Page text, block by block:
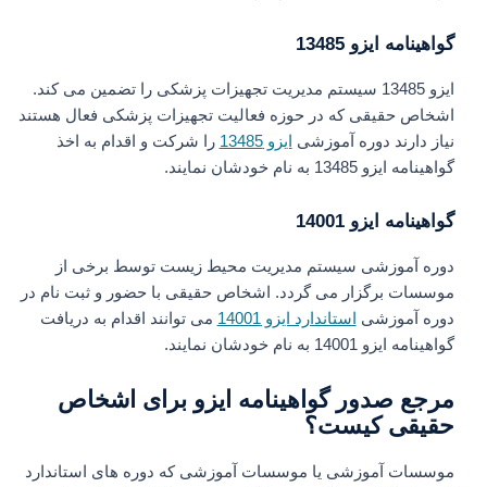
گواهینامه ایزو 13485
ایزو 13485 سیستم مدیریت تجهیزات پزشکی را تضمین می کند.
اشخاص حقیقی که در حوزه فعالیت تجهیزات پزشکی فعال هستند
نیاز دارند دوره آموزشی ایزو 13485
را شرکت و اقدام به اخذ
گواهینامه ایزو 13485 به نام خودشان نمایند.
گواهینامه ایزو 14001
دوره آموزشی سیستم مدیریت محیط زیست توسط برخی از
موسسات برگزار می گردد. اشخاص حقیقی با حضور و ثبت نام در
دوره آموزشی استاندارد ایزو 14001
می توانند اقدام به دریافت
گواهینامه ایزو 14001 به نام خودشان نمایند.
مرجع صدور گواهینامه ایزو برای اشخاص
حقیقی کیست؟
موسسات آموزشی یا موسسات آموزشی که دوره های استاندارد